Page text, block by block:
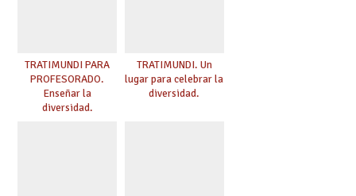
TRATIMUNDI PARA
PROFESORADO.
Enseñar la
diversidad.
TRATIMUNDI. Un
lugar para celebrar la
diversidad.